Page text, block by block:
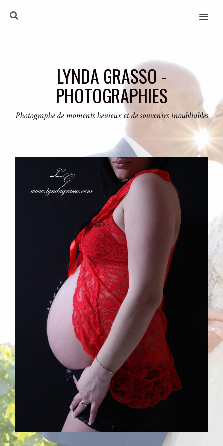
MENU
LYNDA GRASSO -
PHOTOGRAPHIES
Photographe de moments heureux et de souvenirs inoubliables